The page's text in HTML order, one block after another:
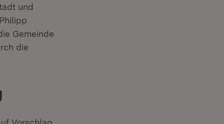
und
Gemeinde
die
in neuem Fenster)